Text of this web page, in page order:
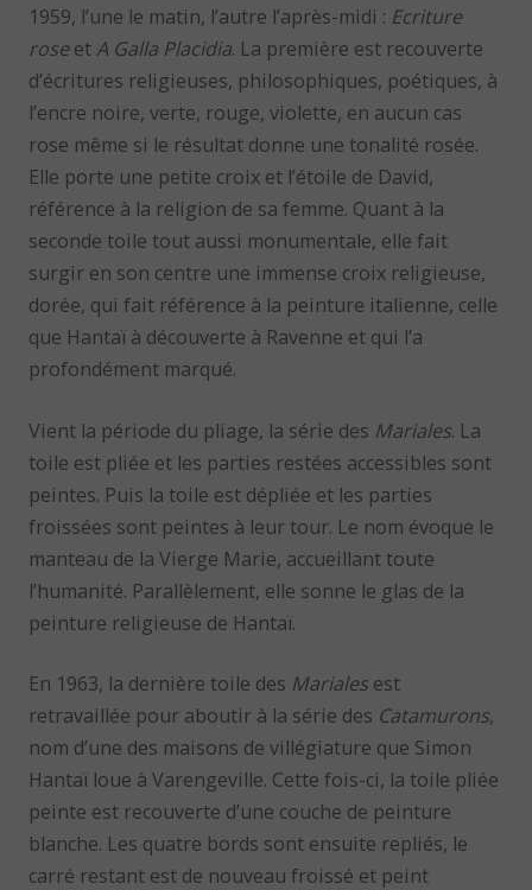
1959, l’une le matin, l’autre l’après-midi : Ecriture
roseetA Galla Placidia. La première est recouverte
d’écritures religieuses, philosophiques, poétiques, à
l’encre noire, verte, rouge, violette, en aucun cas
rose même si le résultat donne une tonalité rosée.
Elle porte une petite croix et l’étoile de David,
référence à la religion de sa femme. Quant à la
seconde toile tout aussi monumentale, elle fait
surgir en son centre une immense croix religieuse,
dorée, qui fait référence à la peinture italienne, celle
que Hantaï à découverte à Ravenne et qui l’a
profondément marqué.
Vient la période du pliage, la série des Mariales. La
toile est pliée et les parties restées accessibles sont
peintes. Puis la toile est dépliée et les parties
froissées sont peintes à leur tour. Le nom évoque le
manteau de la Vierge Marie, accueillant toute
l’humanité. Parallèlement, elle sonne le glas de la
peinture religieuse de Hantaï.
En 1963, la dernière toile des Mariales est
retravaillée pour aboutir à la série des Catamurons,
nom d’une des maisons de villégiature que Simon
Hantaï loue à Varengeville. Cette fois-ci, la toile pliée
peinte est recouverte d’une couche de peinture
blanche. Les quatre bords sont ensuite repliés, le
carré restant est de nouveau froissé et peint